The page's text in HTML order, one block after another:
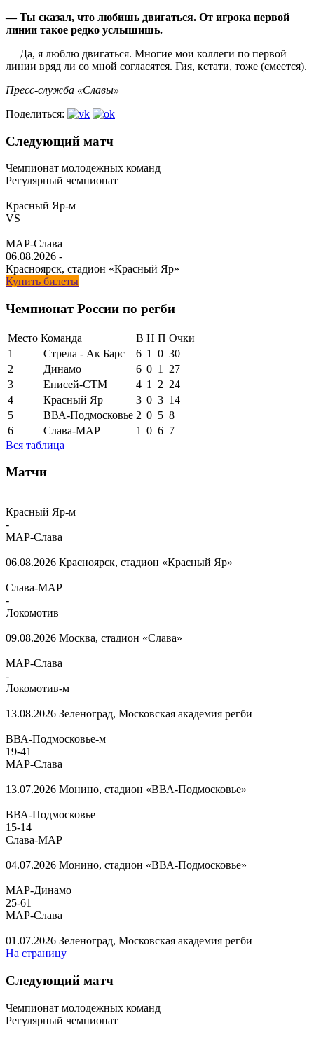
— Ты сказал, что любишь двигаться. От игрока первой
линии такое редко услышишь.
— Да, я люблю двигаться. Многие мои коллеги по первой
линии вряд ли со мной согласятся. Гия, кстати, тоже (смеется).
Пресс-служба «Славы»
Поделиться:
Следующий матч
Чемпионат молодежных команд
Регулярный чемпионат
Красный Яр-м
VS
МАР-Слава
06.08.2026 -
Красноярск, стадион «Красный Яр»
Купить билеты
Чемпионат России по регби
Место Команда В Н П Очки
1
Стрела - Ак Барс 6 1 0 30
2
Динамо 6 0 1
27
3
Енисей-СТМ 4 1 2 24
4
Красный Яр 3 0 3 14
5
ВВА-Подмосковье 2 0 5 8
6
Слава-МАР 1 0 6 7
Вся таблица
Матчи
Красный Яр-м
-
МАР-Слава
06.08.2026 Красноярск, стадион «Красный Яр»
Слава-МАР
-
Локомотив
09.08.2026 Москва, стадион «Слава»
МАР-Слава
-
Локомотив-м
13.08.2026 Зеленоград, Московская академия регби
ВВА-Подмосковье-м
19-41
МАР-Слава
13.07.2026 Монино, стадион «ВВА-Подмосковье»
ВВА-Подмосковье
15-14
Слава-МАР
04.07.2026 Монино, стадион «ВВА-Подмосковье»
МАР-Динамо
25-61
МАР-Слава
01.07.2026 Зеленоград, Московская академия регби
На страницу
Следующий матч
Чемпионат молодежных команд
Регулярный чемпионат